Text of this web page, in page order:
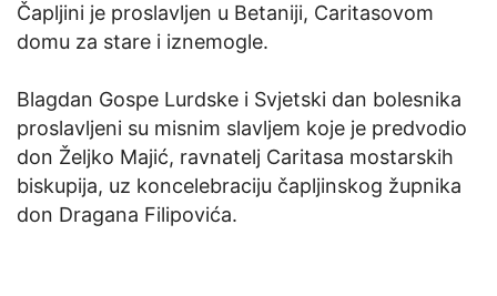
Čapljini je proslavljen u Betaniji, Caritasovom
domu za stare i iznemogle.
Blagdan Gospe Lurdske i Svjetski dan bolesnika
proslavljeni su misnim slavljem koje je predvodio
don Željko Majić, ravnatelj Caritasa mostarskih
biskupija, uz koncelebraciju čapljinskog župnika
don Dragana Filipovića.